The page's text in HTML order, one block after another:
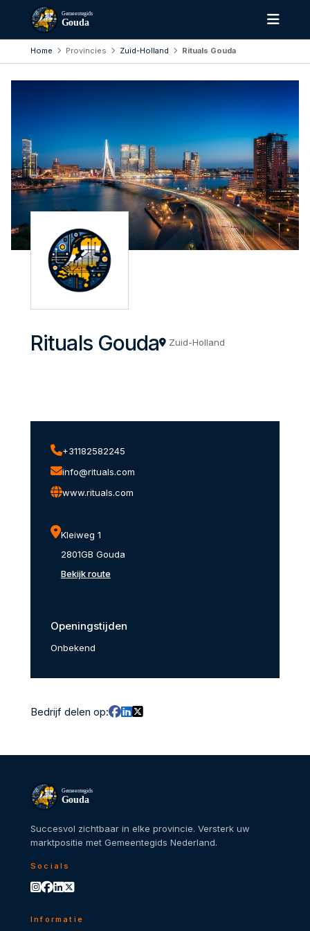
Gemeentegids
Gouda
Home Provincies Zuid-Holland Rituals Gouda
Rituals Gouda Zuid-Holland
+31182582245
info@rituals.com
www.rituals.com
Kleiweg 1
2801GB Gouda
Bekijk route
Openingstijden
Onbekend
Bedrijf delen op:
Gemeentegids
Gouda
Succesvol zichtbaar in elke provincie. Versterk uw
marktpositie met Gemeentegids Nederland.
Socials
Informatie